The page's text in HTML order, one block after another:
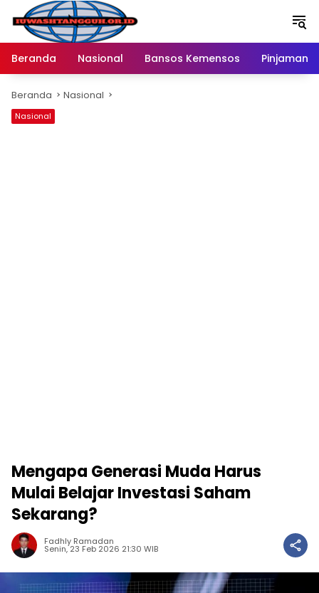
Langsung
konten
Beranda
Nasional Bansos Kemensos Pinjaman
Beranda Nasional
Nasional
Mengapa Generasi Muda Harus
Mulai Belajar Investasi Saham
Sekarang?
Fadhly Ramadan
Senin, 23 Feb 2026 21:30 WIB